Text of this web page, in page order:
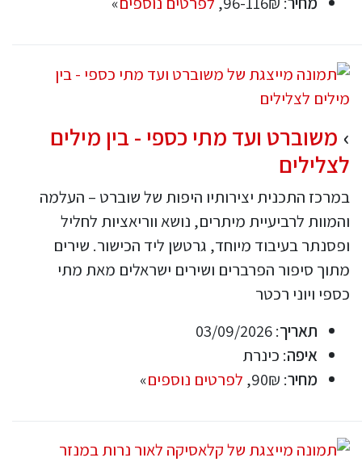
משוברט ועד מתי כספי - בין מילים
לצלילים
במרכז התכנית יצירותיו היפות של שוברט – העלמה
והמוות לרביעיית מיתרים, נושא ווריאציות לחליל
ופסנתר בעיבוד מיוחד, גרטשן ליד הכישור. שירים
מתוך סיפור הפרברים ושירים ישראלים מאת מתי
כספי ויוני רכטר
תאריך: 03/09/2026
איפה: כינרת
מחיר: 90₪, לפרטים נוספים»